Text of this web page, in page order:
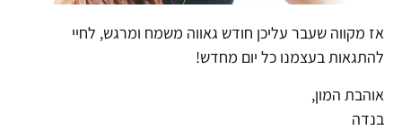
אז מקווה שעבר עליכן חודש גאווה משמח ומרגש, לחיי
להתגאות בעצמנו כל יום מחדש!
אוהבת המון,
בנדה